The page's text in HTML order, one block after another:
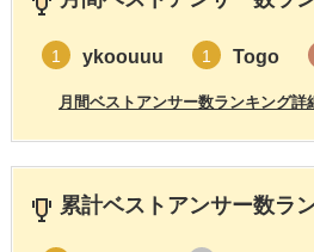
1 ykoouuu 1 Togo
月間ベストアンサー数ランキング詳
累計ベストアンサー数ラ